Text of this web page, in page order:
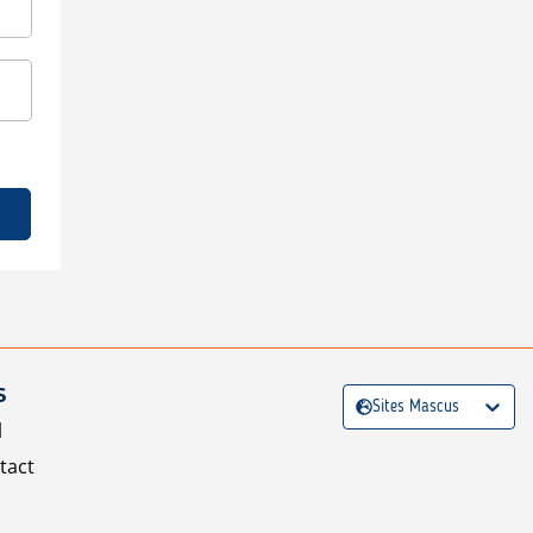
Sites Mascus